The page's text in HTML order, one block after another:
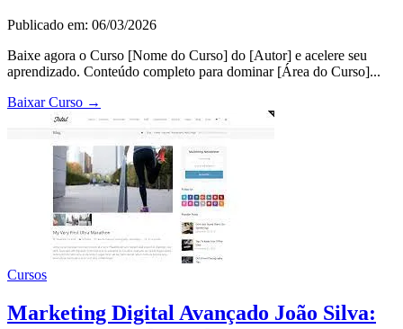
Publicado em: 06/03/2026
Baixe agora o Curso [Nome do Curso] do [Autor] e acelere seu
aprendizado. Conteúdo completo para dominar [Área do Curso]...
Baixar Curso →
Cursos
Marketing Digital Avançado João Silva: